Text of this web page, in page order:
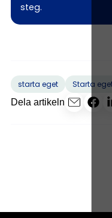
steg.
starta eget Starta
Dela artikeln